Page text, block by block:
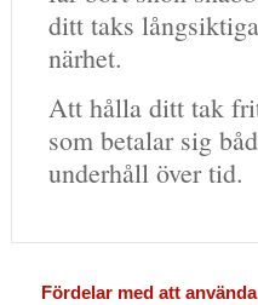
ditt taks
närhet.
Att hålla ditt tak
som betalar sig
underhåll över tid.
Fördelar med att